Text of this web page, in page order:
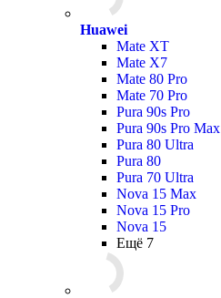
Huawei
Mate XT
Mate X7
Mate 80 Pro
Mate 70 Pro
Pura 90s Pro
Pura 90s Pro Max
Pura 80 Ultra
Pura 80
Pura 70 Ultra
Nova 15 Max
Nova 15 Pro
Nova 15
Ещё 7